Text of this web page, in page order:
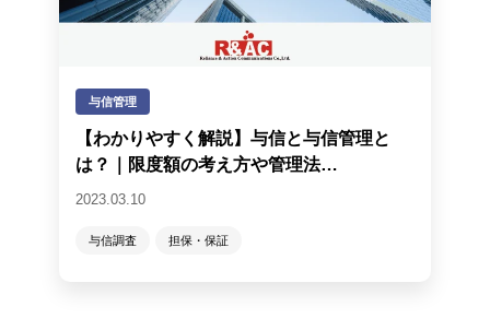
与信管理
【わかりやすく解説】与信と与信管理と
は？｜限度額の考え方や管理法…
2023.03.10
与信調査 担保・保証